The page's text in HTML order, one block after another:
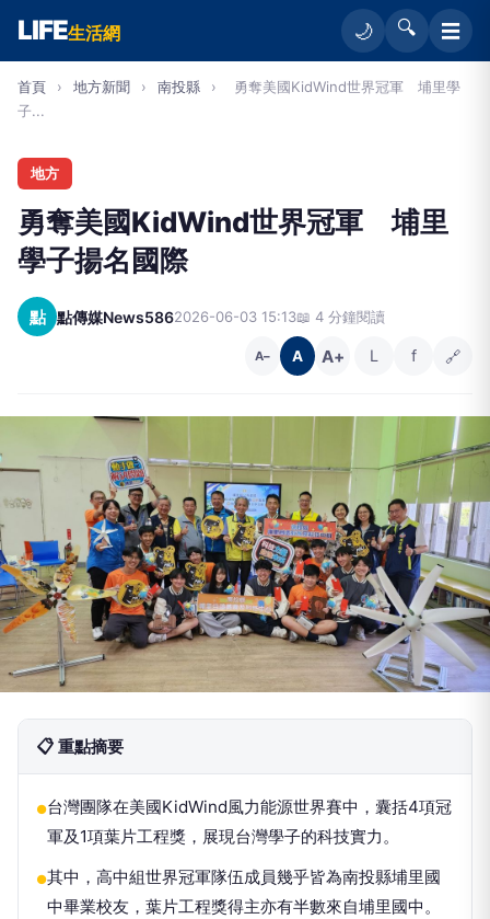
LIFE生活網 🌙 🔍 ☰
首頁 › 地方新聞 › 南投縣 ›
勇奪美國KidWind世界冠軍 埔里學
子...
地方
勇奪美國KidWind世界冠軍 埔里
學子揚名國際
點 點傳媒News5862026-06-03 15:13📖 4 分鐘閱讀
A− A A+ L f 🔗
📋 重點摘要
●台灣團隊在美國KidWind風力能源世界賽中，囊括4項冠
軍及1項葉片工程獎，展現台灣學子的科技實力。
●其中，高中組世界冠軍隊伍成員幾乎皆為南投縣埔里國
中畢業校友，葉片工程獎得主亦有半數來自埔里國中。